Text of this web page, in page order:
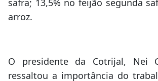
arroz.
O presidente da Cotrijal, Nei
ressaltou a importância do